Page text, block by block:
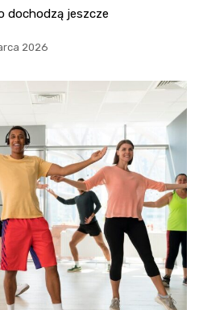
dochodzą jeszcze
2026